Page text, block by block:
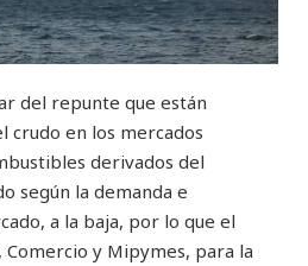
del repunte que están
crudo en los mercados
derivados del
según la demanda e
a la baja, por lo que el
y Mipymes, para la